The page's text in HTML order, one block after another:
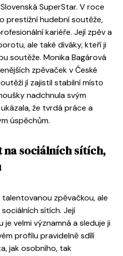
SuperStar. V roce
prestižní hudební soutěže,
kariéře. Její zpěv a
ale také diváky, kteří ji
soutěže. Monika Bagárová
zpěvaček v České
jí zajistil stabilní místo
nadchnula svým
že tvrdá práce a
úspěchům.
sociálních sítích,
zpěvačkou, ale
sítích. Její
velmi významná a sleduje ji
profilu pravidelně sdílí
jak osobního, tak